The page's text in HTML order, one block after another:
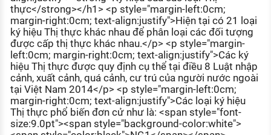
thực</strong></h1> <p style="margin-left:0cm;
margin-right:0cm; text-align:justify">Hiện tại có 21 loại
ký hiệu Thị thực khác nhau để phân loại các đối tượng
được cấp thị thực khác nhau.</p> <p style="margin-
left:0cm; margin-right:0cm; text-align:justify">Các ký
hiệu Thị thực được quy định cụ thể tại điều 8 Luật nhập
cảnh, xuất cảnh, quá cảnh, cư trú của người nước ngoài
tại Việt Nam 2014</p> <p style="margin-left:0cm;
margin-right:0cm; text-align:justify">Các loại ký hiệu
Thị thực phổ biến đơn cử như là: <span style="font-
size:9.0pt"><span style="background-color:white">